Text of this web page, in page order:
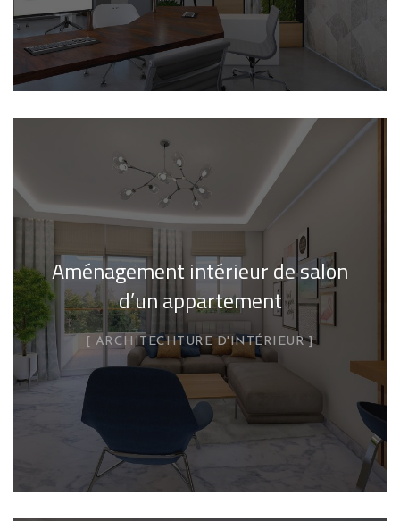
Aménagement intérieur de salon
d’un appartement
ARCHITECHTURE D'INTÉRIEUR